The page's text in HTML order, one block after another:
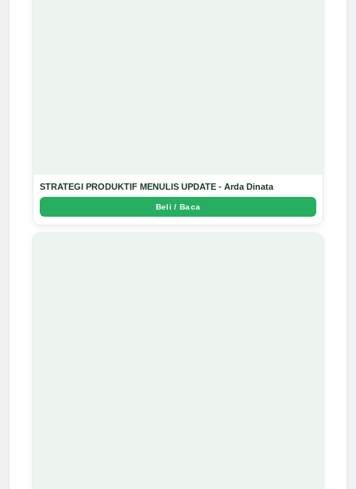
STRATEGI PRODUKTIF MENULIS UPDATE - Arda Dinata
Beli / Baca